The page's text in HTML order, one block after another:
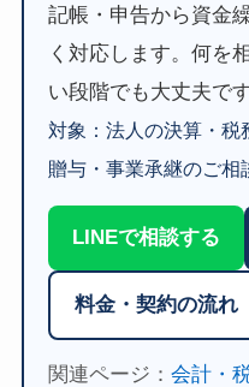
記帳・申告から資金
く対応します。何を
い段階でも大丈夫です
対象：法人の決算・税
贈与・事業承継のご相
LINEで相談する
料金・契約の流れ
関連ページ： 会計・